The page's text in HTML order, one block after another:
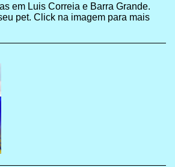
em Luis Correia e Barra Grande.
pet. Click na imagem para mais